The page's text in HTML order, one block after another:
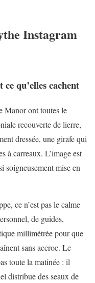
Instagram
qu’elles cachent
Manor ont toutes le
recouverte de lierre,
dressée, une girafe qui
à carreaux. L’image est
soigneusement mise en
ce n’est pas le calme
de guides,
millimétrée pour que
sans accroc. Le
toute la matinée : il
distribue des seaux de